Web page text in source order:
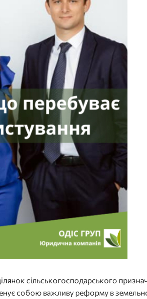
сільськогосподарського
собою важливу реформу в